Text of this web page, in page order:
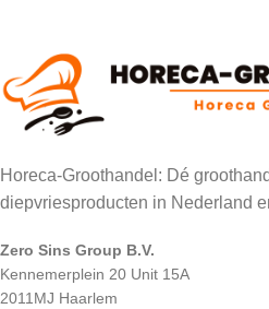
Horeca-Groothandel: Dé
diepvriesproducten in Nederland
Zero Sins Group B.V.
Kennemerplein 20 Unit 15A
2011MJ Haarlem